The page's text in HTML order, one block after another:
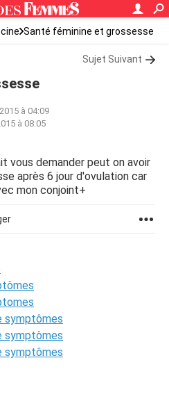
Santé féminine et grossesse
Sujet Suivant
à 04:09
à 08:05
vous demander peut on avoir
après 6 jour d'ovulation car
mon conjoint+
symptômes
symptômes
symptômes